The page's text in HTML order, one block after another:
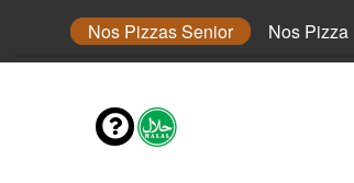
Nos Pizzas Senior Nos Pizza